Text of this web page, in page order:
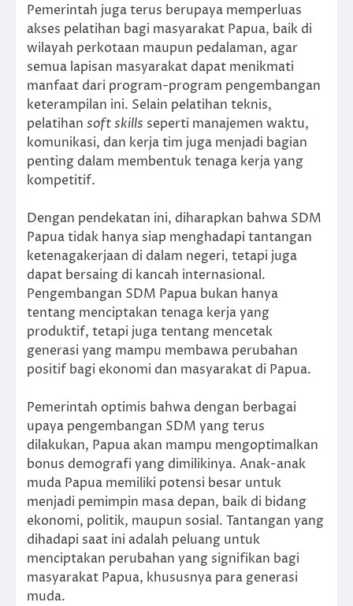
Pemerintah juga terus berupaya memperluas
akses pelatihan bagi masyarakat Papua, baik di
wilayah perkotaan maupun pedalaman, agar
semua lapisan masyarakat dapat menikmati
manfaat dari program-program pengembangan
keterampilan ini. Selain pelatihan teknis,
pelatihan soft skills seperti manajemen waktu,
komunikasi, dan kerja tim juga menjadi bagian
penting dalam membentuk tenaga kerja yang
kompetitif.
Dengan pendekatan ini, diharapkan bahwa SDM
Papua tidak hanya siap menghadapi tantangan
ketenagakerjaan di dalam negeri, tetapi juga
dapat bersaing di kancah internasional.
Pengembangan SDM Papua bukan hanya
tentang menciptakan tenaga kerja yang
produktif, tetapi juga tentang mencetak
generasi yang mampu membawa perubahan
positif bagi ekonomi dan masyarakat di Papua.
Pemerintah optimis bahwa dengan berbagai
upaya pengembangan SDM yang terus
dilakukan, Papua akan mampu mengoptimalkan
bonus demografi yang dimilikinya. Anak-anak
muda Papua memiliki potensi besar untuk
menjadi pemimpin masa depan, baik di bidang
ekonomi, politik, maupun sosial. Tantangan yang
dihadapi saat ini adalah peluang untuk
menciptakan perubahan yang signifikan bagi
masyarakat Papua, khususnya para generasi
muda.